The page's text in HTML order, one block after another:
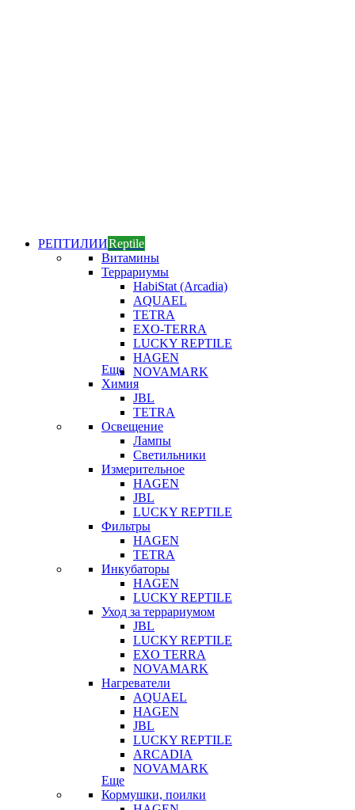
РЕПТИЛИИReptile
Витамины
Террариумы
HabiStat (Arcadia)
AQUAEL
TETRA
EXO-TERRA
LUCKY REPTILE
HAGEN
NOVAMARK
Еще
Химия
JBL
TETRA
Освещение
Лампы
Светильники
Измерительное
HAGEN
JBL
LUCKY REPTILE
Фильтры
HAGEN
TETRA
Инкубаторы
HAGEN
LUCKY REPTILE
Уход за террариумом
JBL
LUCKY REPTILE
EXO TERRA
NOVAMARK
Нагреватели
AQUAEL
HAGEN
JBL
LUCKY REPTILE
ARCADIA
NOVAMARK
Еще
Кормушки, поилки